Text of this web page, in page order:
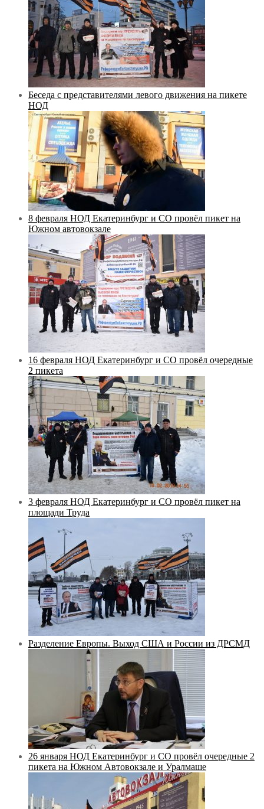
Беседа с представителями левого движения на пикете
НОД
8 февраля НОД Екатеринбург и СО провёл пикет на
Южном автовокзале
16 февраля НОД Екатеринбург и СО провёл очередные
2 пикета
3 февраля НОД Екатеринбург и СО провёл пикет на
площади Труда
Разделение Европы. Выход США и России из ДРСМД
26 января НОД Екатеринбург и СО провёл очередные 2
пикета на Южном Автовокзале и Уралмаше